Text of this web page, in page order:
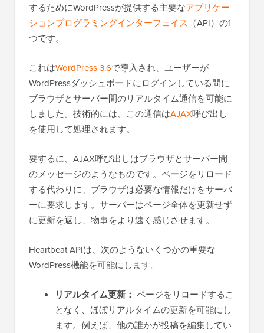
するためにWordPressが提供する主要なアプリケー
ションプログラミングインターフェイス （API）の1
つです。
これはWordPress 3.6で導入され、ユーザーが
WordPressダッシュボードにログインしている間に
ブラウザとサーバー間のリアルタイム通信を可能に
しました。技術的には、この通信はAJAX呼び出し
を使用して処理されます。
要するに、AJAX呼び出しはブラウザとサーバー間
のメッセージのようなものです。ページをリロード
する代わりに、ブラウザは必要な情報だけをサーバ
ーに要求します。サーバーはページ全体を更新せず
に更新を返し、物事をより速く感じさせます。
Heartbeat APIは、次のようないくつかの重要な
WordPress機能を可能にします。
リアルタイム更新： ページをリロードするこ
となく、ほぼリアルタイムの更新を可能にし
ます。例えば、他の誰かが投稿を編集してい